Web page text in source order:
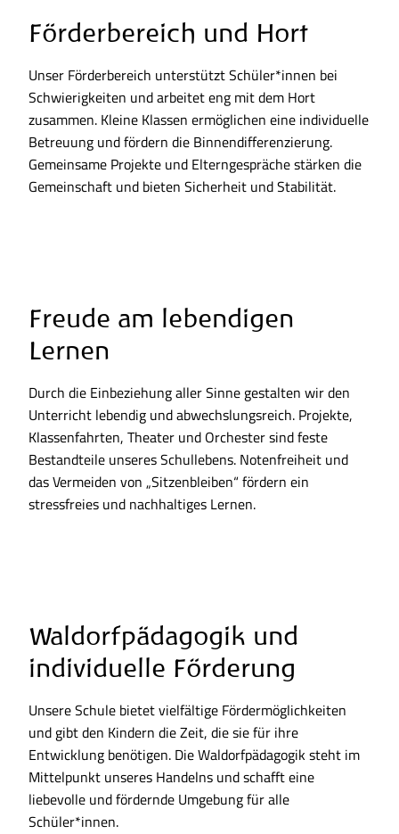
Förderbereich und Hort
Unser Förderbereich unterstützt Schüler*innen bei
Schwierigkeiten und arbeitet eng mit dem Hort
zusammen. Kleine Klassen ermöglichen eine individuelle
Betreuung und fördern die Binnendifferenzierung.
Gemeinsame Projekte und Elterngespräche stärken die
Gemeinschaft und bieten Sicherheit und Stabilität.
Freude am lebendigen
Lernen
Durch die Einbeziehung aller Sinne gestalten wir den
Unterricht lebendig und abwechslungsreich. Projekte,
Klassenfahrten, Theater und Orchester sind feste
Bestandteile unseres Schullebens. Notenfreiheit und
das Vermeiden von „Sitzenbleiben“ fördern ein
stressfreies und nachhaltiges Lernen.
Waldorfpädagogik und
individuelle Förderung
Unsere Schule bietet vielfältige Fördermöglichkeiten
und gibt den Kindern die Zeit, die sie für ihre
Entwicklung benötigen. Die Waldorfpädagogik steht im
Mittelpunkt unseres Handelns und schafft eine
liebevolle und fördernde Umgebung für alle
Schüler*innen.